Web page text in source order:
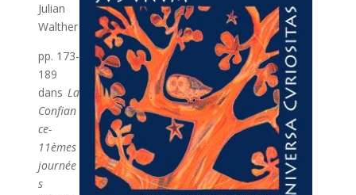
Julian
Walther
pp. 173-
189
dansLa
Confian
ce-
11èmes
journée
s